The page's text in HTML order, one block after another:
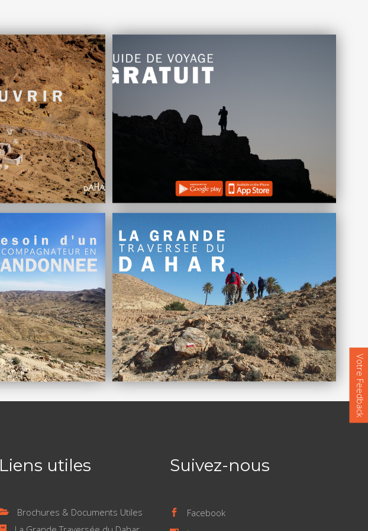
Votre Feedback
Liens utiles
Brochures & Documents Utiles
Suivez-nous
Facebook